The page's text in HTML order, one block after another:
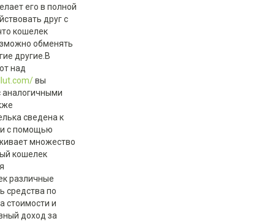
его в полной
друг с
кошелек
обменять
другие.В
над
вы
аналогичными
сведена к
и с помощью
множество
кошелек
различные
средства по
стоимости и
доход за